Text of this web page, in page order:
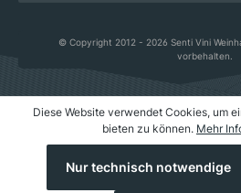
© Copyright 2012 - 2026 Senti Vini
vorbehalten.
Diese Website verwendet Cookies, um
bieten zu können. Mehr
Nur technisch notwendige